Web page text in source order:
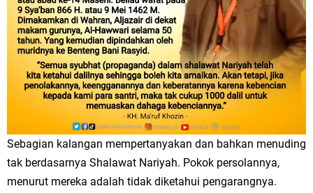
Sebagian kalangan mempertanyakan dan bahkan menuding
tak berdasarnya Shalawat Nariyah. Pokok persolannya,
menurut mereka adalah tidak diketahui pengarangnya.